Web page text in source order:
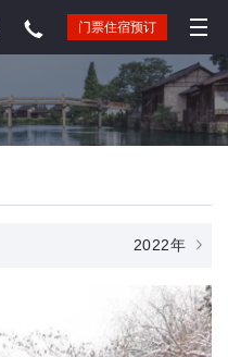
门票住宿预订
2022年